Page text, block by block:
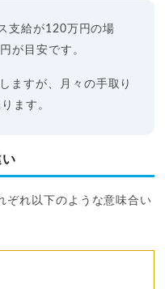
支給が120万円の場
が目安です。
ますが、月々の手取り
ます。
ぞれ以下のような意味合い